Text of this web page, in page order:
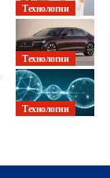
Технологии
Технологии
Технологии